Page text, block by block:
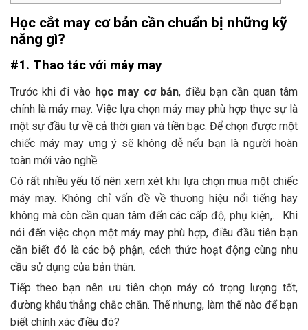
Học cắt may cơ bản cần chuẩn bị những kỹ
năng gì?
#1. Thao tác với máy may
Trước khi đi vào học may cơ bản, điều bạn cần quan tâm
chính là máy may. Việc lựa chọn máy may phù hợp thực sự là
một sự đầu tư về cả thời gian và tiền bạc. Để chọn được một
chiếc máy may ưng ý sẽ không dễ nếu bạn là người hoàn
toàn mới vào nghề.
Có rất nhiều yếu tố nên xem xét khi lựa chọn mua một chiếc
máy may. Không chỉ vấn đề về thương hiệu nổi tiếng hay
không mà còn cần quan tâm đến các cấp độ, phụ kiện,… Khi
nói đến việc chọn một máy may phù hợp, điều đầu tiên bạn
cần biết đó là các bộ phận, cách thức hoạt động cùng nhu
cầu sử dụng của bản thân.
Tiếp theo bạn nên ưu tiên chọn máy có trọng lượng tốt,
đường khâu thẳng chắc chắn. Thế nhưng, làm thế nào để bạn
biết chính xác điều đó?